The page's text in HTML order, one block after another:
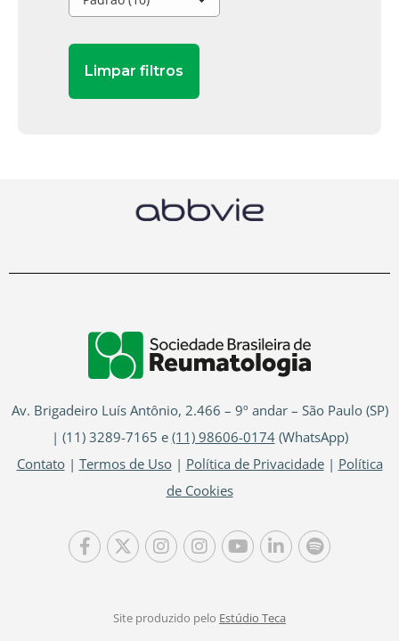
Av. Brigadeiro Luís Antônio, 2.466 – 9º andar – São Paulo (SP)
| (11) 3289-7165 e (11) 98606-0174(WhatsApp)
Contato| Termos de Uso| Política de Privacidade| Política
de Cookies
Site produzido pelo Estúdio Teca